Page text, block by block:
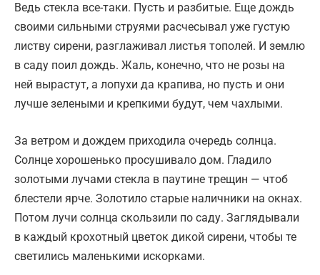
Ведь стекла все-таки. Пусть и разбитые. Еще дождь
своими сильными струями расчесывал уже густую
листву сирени, разглаживал листья тополей. И землю
в саду поил дождь. Жаль, конечно, что не розы на
ней вырастут, а лопухи да крапива, но пусть и они
лучше зелеными и крепкими будут, чем чахлыми.
За ветром и дождем приходила очередь солнца.
Солнце хорошенько просушивало дом. Гладило
золотыми лучами стекла в паутине трещин — чтоб
блестели ярче. Золотило старые наличники на окнах.
Потом лучи солнца скользили по саду. Заглядывали
в каждый крохотный цветок дикой сирени, чтобы те
светились маленькими искорками.